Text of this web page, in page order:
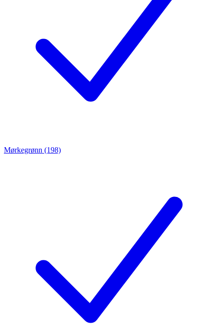
Mørkegrønn (198)